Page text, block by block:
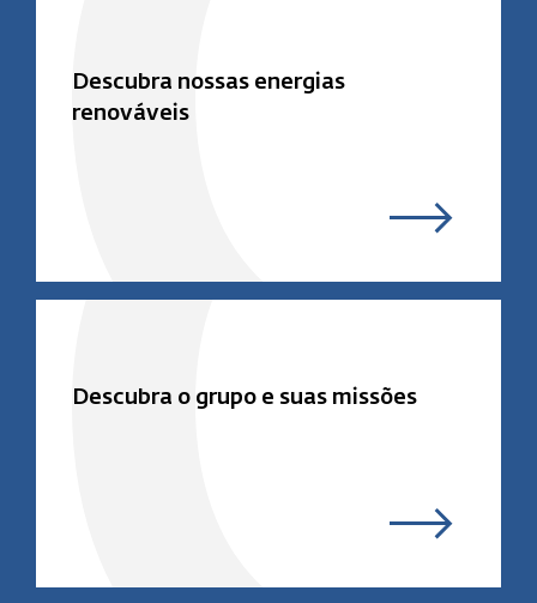
Descubra nossas energias
renováveis
Descubra o grupo e suas missões